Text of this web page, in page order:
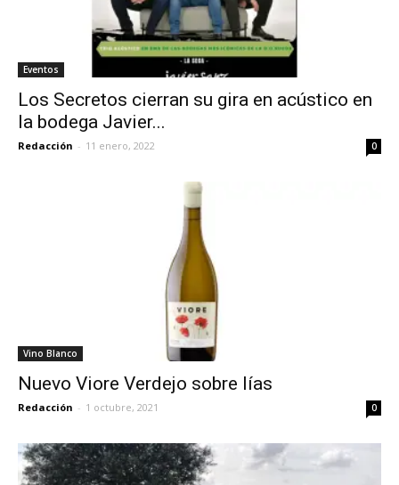
Eventos
Los Secretos cierran su gira en acústico en
la bodega Javier...
Redacción - 11 enero, 2022 0
Vino Blanco
Nuevo Viore Verdejo sobre lías
Redacción - 1 octubre, 2021 0